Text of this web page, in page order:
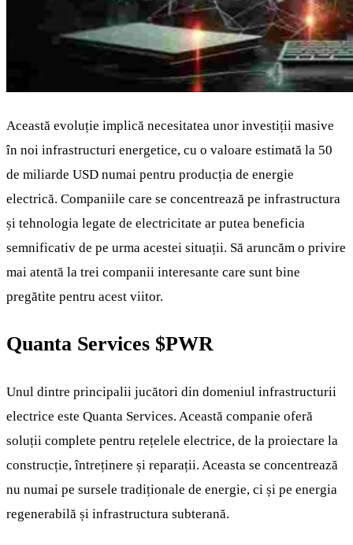
Această evoluție implică necesitatea unor investiții masive
în noi infrastructuri energetice, cu o valoare estimată la 50
de miliarde USD numai pentru producția de energie
electrică. Companiile care se concentrează pe infrastructura
și tehnologia legate de electricitate ar putea beneficia
semnificativ de pe urma acestei situații. Să aruncăm o privire
mai atentă la trei companii interesante care sunt bine
pregătite pentru acest viitor.
Quanta Services $PWR
Unul dintre principalii jucători din domeniul infrastructurii
electrice este Quanta Services. Această companie oferă
soluții complete pentru rețelele electrice, de la proiectare la
construcție, întreținere și reparații. Aceasta se concentrează
nu numai pe sursele tradiționale de energie, ci și pe energia
regenerabilă și infrastructura subterană.